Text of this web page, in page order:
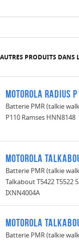
PRODUITS DANS
Motorola Radius
Batterie PMR (talkie
P110 Ramses HNN8148
Motorola
Batterie PMR (talkie
Talkabout T5422 T5522
IXNN4004A
Motorola
Batterie PMR (talkie